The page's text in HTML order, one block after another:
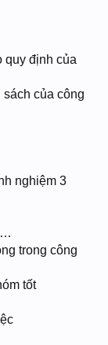
định của
của công
nghiệm 3
…
trong công
tốt